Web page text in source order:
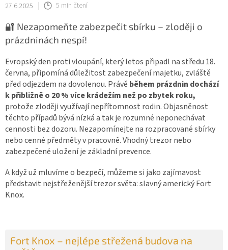
27.6.2025 5 min čtení
🔐 Nezapomeňte zabezpečit sbírku – zloději o
prázdninách nespí!
Evropský den proti vloupání, který letos připadl na středu 18.
června, připomíná důležitost zabezpečení majetku, zvláště
před odjezdem na dovolenou. Právě během prázdnin dochází
k přibližně o 20 % více krádežím než po zbytek roku,
protože zloději využívají nepřítomnost rodin. Objasněnost
těchto případů bývá nízká a tak je rozumné neponechávat
cennosti bez dozoru. Nezapomínejte na rozpracované sbírky
nebo cenné předměty v pracovně. Vhodný trezor nebo
zabezpečené uložení je základní prevence.
A když už mluvíme o bezpečí, můžeme si jako zajímavost
představit nejstřeženější trezor světa: slavný americký Fort
Knox.
Fort Knox – nejlépe střežená budova na